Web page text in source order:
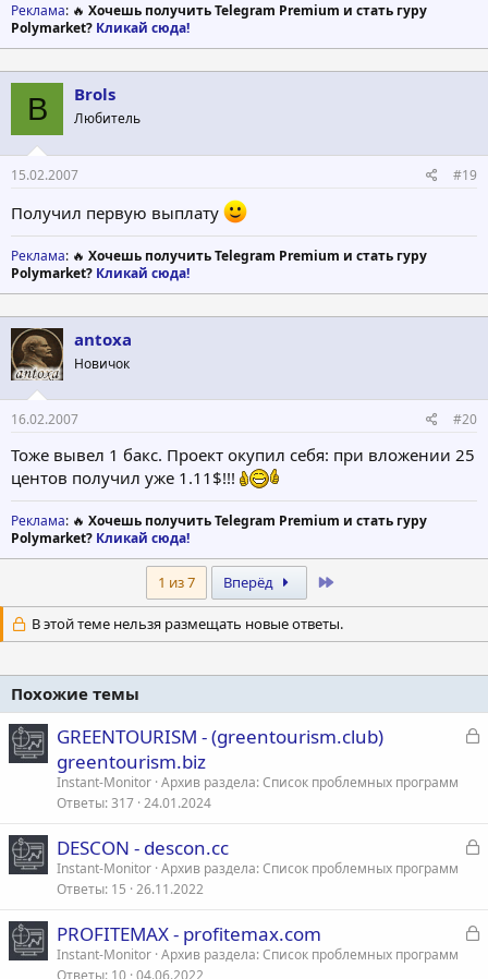
Реклама: 🔥 Хочешь получить Telegram Premium и стать гуру
Polymarket? Кликай сюда!
B Brols
Любитель
15.02.2007 #19
Получил первую выплату
Реклама: 🔥 Хочешь получить Telegram Premium и стать гуру
Polymarket? Кликай сюда!
antoxa
Новичок
16.02.2007 #20
Тоже вывел 1 бакс. Проект окупил себя: при вложении 25
центов получил уже 1.11$!!!
Реклама: 🔥 Хочешь получить Telegram Premium и стать гуру
Polymarket? Кликай сюда!
1 из 7 Вперёд
В этой теме нельзя размещать новые ответы.
Похожие темы
З
т
GREENTOURISM - (greentourism.club)
greentourism.biz
Instant-Monitor Архив раздела: Список проблемных программ
Ответы 317 24.01.2024
З
DESCON - descon.cc
Instant-Monitor Архив раздела: Список проблемных программ
Ответы 15 26.11.2022
З
PROFITEMAX - profitemax.com
Instant-Monitor Архив раздела: Список проблемных программ